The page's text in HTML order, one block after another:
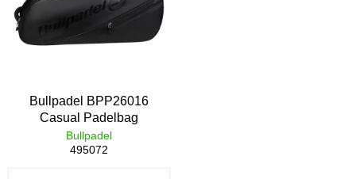
Bullpadel BPP26016
Casual Padelbag
Bullpadel
495072